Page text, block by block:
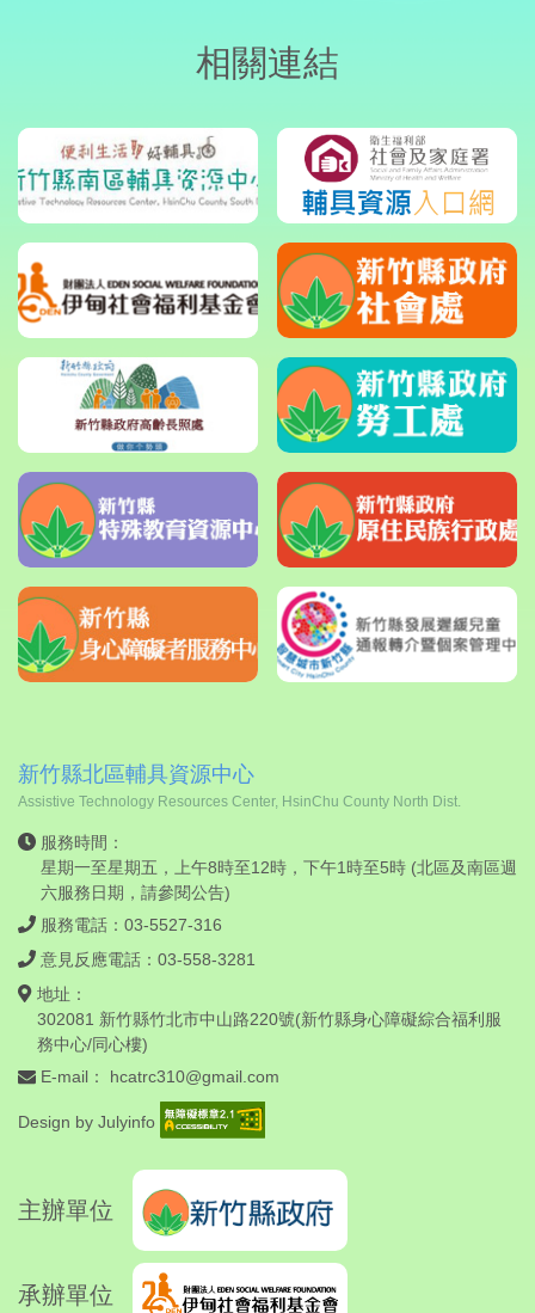
相關連結
新竹縣北區輔具資源中心
Assistive Technology Resources Center, HsinChu County North Dist.
服務時間：
星期一至星期五，上午8時至12時，下午1時至5時 (北區及南區週
六服務日期，請參閱公告)
服務電話：03-5527-316
意見反應電話：03-558-3281
地址：
302081 新竹縣竹北市中山路220號(新竹縣身心障礙綜合福利服
務中心/同心樓)
E-mail： hcatrc310@gmail.com
Design by Julyinfo
主辦單位
承辦單位